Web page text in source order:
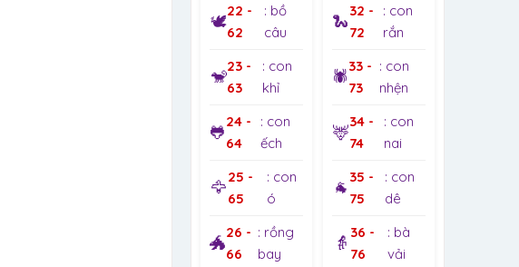
🕊️
22 -
62
: bồ
câu
🐒
23 -
63
: con
khỉ
🐸
24 -
64
: con
ếch
🦅
25 -
65
: con
ó
🐲
26 -
66
: rồng
bay
🐍
32 -
72
: con
rắn
🕷️
33 -
73
: con
nhện
🦌
34 -
74
: con
nai
🐐
35 -
75
: con
dê
👵
36 -
76
: bà
vải